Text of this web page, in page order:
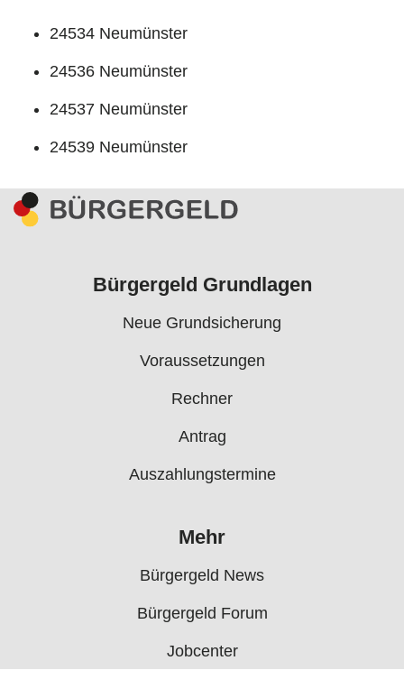
24534 Neumünster
24536 Neumünster
24537 Neumünster
24539 Neumünster
Bürgergeld Grundlagen
Neue Grundsicherung
Voraussetzungen
Rechner
Antrag
Auszahlungstermine
Mehr
Bürgergeld News
Bürgergeld Forum
Jobcenter